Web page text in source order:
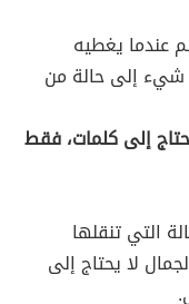
عندما يغطيه
شيء إلى حالة من
إلى كلمات، فقط
التي تنقلها
لا يحتاج إلى